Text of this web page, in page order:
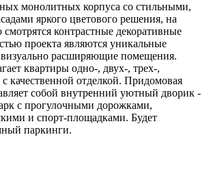
монолитных корпуса со стильными,
яркого цветового решения, на
контрастные декоративные
проекта являются уникальные
расширяющие помещения.
квартиры одно-, двух-, трех-,
качественной отделкой. Придомовая
собой внутренний уютный дворик -
с прогулочными дорожками,
и спорт-площадками. Будет
паркинги.